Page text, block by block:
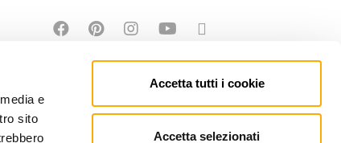
e
sito
Accetta tutti i cookie
Accetta selezionati